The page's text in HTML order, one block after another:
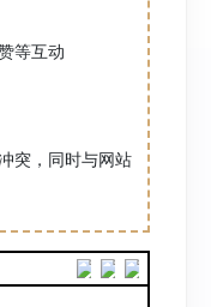
等互动
突，同时与网站